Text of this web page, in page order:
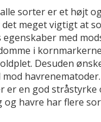
sorter er et højt
meget vigtigt at
med
i
Desuden
er en god
havre har flere